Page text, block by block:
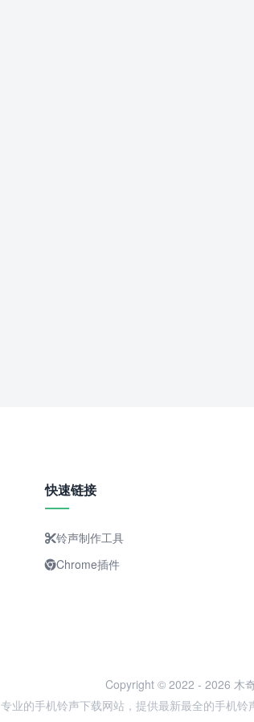
快速链接
铃声制作工具
Chrome插件
Copyright © 2022 - 2026 木
专业的手机铃声下载网站，提供最新最全的手机铃